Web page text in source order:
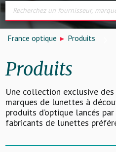
France optique Produits
Produits
Une collection exclusive des
marques de lunettes à
produits d’optique lancés
fabricants de lunettes